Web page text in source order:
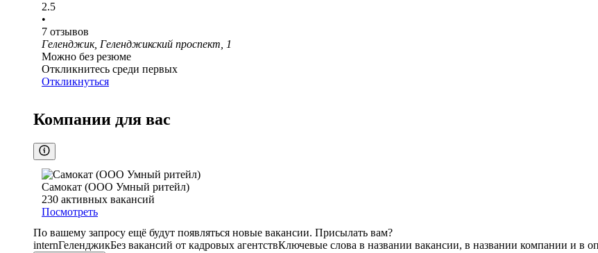
2.5
•
7 отзывов
Геленджик, Геленджикский проспект, 1
Можно без резюме
Откликнитесь среди первых
Откликнуться
Компании для вас
Самокат (ООО Умный ритейл)
230 активных вакансий
Посмотреть
По вашему запросу ещё будут появляться новые вакансии. Присылать вам?
internГеленджикБез вакансий от кадровых агентствКлючевые слова в названии вакансии, в названии компании и в